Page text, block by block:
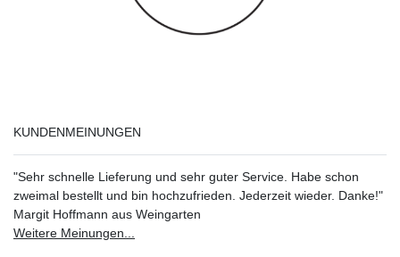
KUNDENMEINUNGEN
"Sehr schnelle Lieferung und sehr guter Service. Habe schon
zweimal bestellt und bin hochzufrieden. Jederzeit wieder. Danke!"
Margit Hoffmann aus Weingarten
Weitere Meinungen...